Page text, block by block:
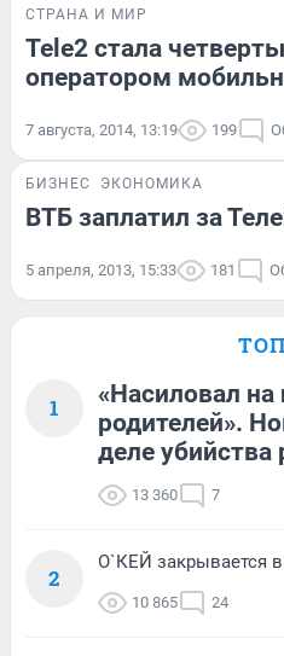
СТРАНА И МИР
Tele2 стала
оператором
7 августа, 2014, 13:19 199
БИЗНЕС ЭКОНОМИКА
ВТБ заплатил за
5 апреля, 2013, 15:33 181
1
«Насиловал на
родителей».
деле убийства
13 360 7
2
О`КЕЙ закрывается в
10 865 24